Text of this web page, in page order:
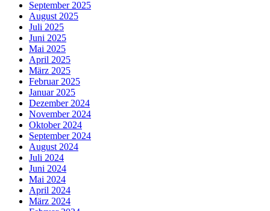
September 2025
August 2025
Juli 2025
Juni 2025
Mai 2025
April 2025
März 2025
Februar 2025
Januar 2025
Dezember 2024
November 2024
Oktober 2024
September 2024
August 2024
Juli 2024
Juni 2024
Mai 2024
April 2024
März 2024